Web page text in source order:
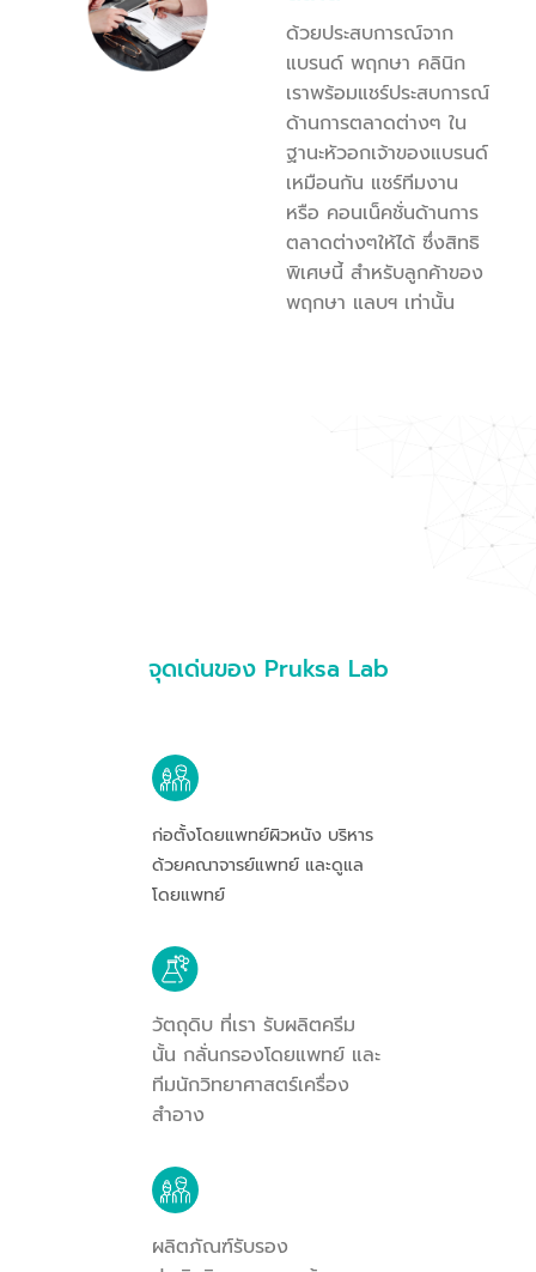
ด้วยประสบการณ์จาก
แบรนด์ พฤกษา คลินิก
เราพร้อมแชร์ประสบการณ์
ด้านการตลาดต่างๆ ใน
ฐานะหัวอกเจ้าของแบรนด์
เหมือนกัน แชร์ทีมงาน
หรือ คอนเน็คชั่นด้านการ
ตลาดต่างๆให้ได้ ซึ่งสิทธิ
พิเศษนี้ สำหรับลูกค้าของ
พฤกษา แลบฯ เท่านั้น
จุดเด่นของ Pruksa Lab
ก่อตั้งโดยแพทย์ผิวหนัง บริหาร
ด้วยคณาจารย์แพทย์ และดูแล
โดยแพทย์
วัตถุดิบ ที่เรา รับผลิตครีม
นั้น กลั่นกรองโดยแพทย์ และ
ทีมนักวิทยาศาสตร์เครื่อง
สำอาง
ผลิตภัณฑ์รับรอง